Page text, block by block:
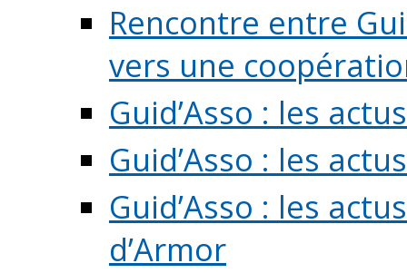
Rencontre entre
vers une
Guid’Asso : les
Guid’Asso : les
Guid’Asso : les
d’Armor